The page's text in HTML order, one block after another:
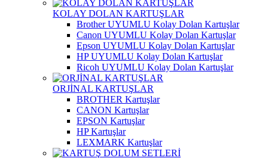
KOLAY DOLAN KARTUŞLAR
Brother UYUMLU Kolay Dolan Kartuşlar
Canon UYUMLU Kolay Dolan Kartuşlar
Epson UYUMLU Kolay Dolan Kartuşlar
HP UYUMLU Kolay Dolan Kartuşlar
Ricoh UYUMLU Kolay Dolan Kartuşlar
ORJİNAL KARTUŞLAR
BROTHER Kartuşlar
CANON Kartuşlar
EPSON Kartuşlar
HP Kartuşlar
LEXMARK Kartuşlar